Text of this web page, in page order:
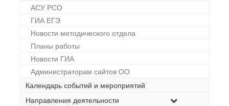
АСУ РСО
ГИА ЕГЭ
Новости методического отдела
Планы работы
Новости ГИА
Администраторам сайтов ОО
Календарь событий и мероприятий
Направления деятельности